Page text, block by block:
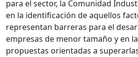
para el sector, la Comunidad
en la identificación de aquellos
representan barreras para el
empresas de menor tamaño y en
propuestas orientadas a